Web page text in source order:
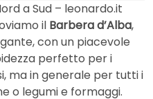
a Sud – leonardo.it
il Barbera d’Alba,
con un piacevole
perfetto per i
ma in generale per tutti i
o legumi e formaggi.